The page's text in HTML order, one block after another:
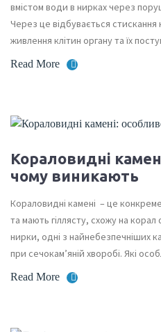
вмістом води в нирках через
Через це відбувається
живлення клітин органу та їх
Read More
Кораловидні
чому виникають
Кораловидні камені – це
та мають гіллясту, схожу на
нирки, одні з найнебезпечніших
при сечокам’яній хворобі. Які
Read More